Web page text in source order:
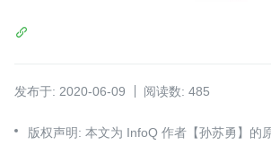
发布于: 2020-06-09 阅读数: 485
版权声明: 本文为 InfoQ 作者【孙苏勇】的